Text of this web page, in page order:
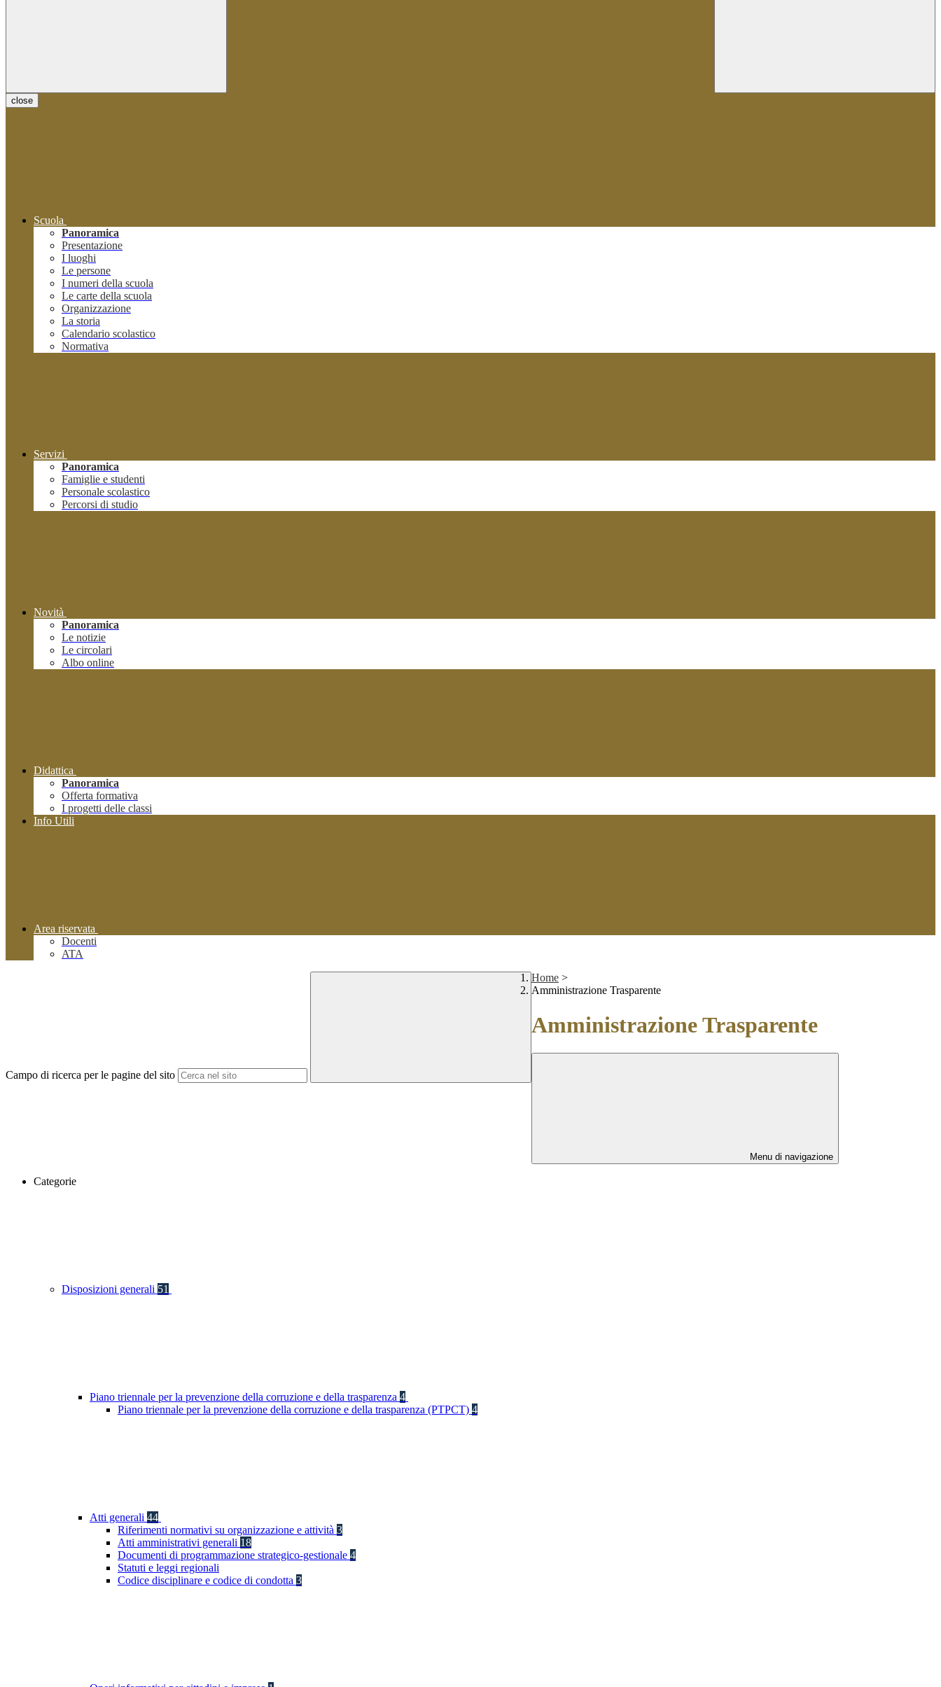
close
Scuola
Panoramica
Presentazione
I luoghi
Le persone
I numeri della scuola
Le carte della scuola
Organizzazione
La storia
Calendario scolastico
Normativa
Servizi
Panoramica
Famiglie e studenti
Personale scolastico
Percorsi di studio
Novità
Panoramica
Le notizie
Le circolari
Albo online
Didattica
Panoramica
Offerta formativa
I progetti delle classi
Info Utili
Area riservata
Docenti
ATA
Campo di ricerca per le pagine del sito
Home >
Amministrazione Trasparente
Amministrazione Trasparente
Menu di navigazione
Categorie
Disposizioni generali 51
Piano triennale per la prevenzione della corruzione e della trasparenza 4
Piano triennale per la prevenzione della corruzione e della trasparenza (PTPCT) 4
Atti generali 44
Riferimenti normativi su organizzazione e attività 3
Atti amministrativi generali 18
Documenti di programmazione strategico-gestionale 4
Statuti e leggi regionali
Codice disciplinare e codice di condotta 3